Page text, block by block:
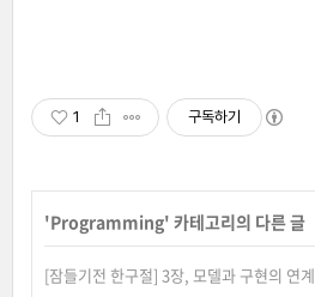
1 구독하기
'Programming' 카테고리의 다른 글
[잠들기전 한구절] 3장, 모델과 구현의 연계